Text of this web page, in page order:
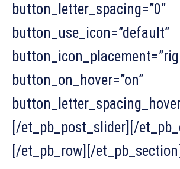
button_letter_spacing=”0″
button_use_icon=”default”
button_on_hover=”on”
[/et_pb_post_slider][/
[/et_pb_row][/et_pb_section]